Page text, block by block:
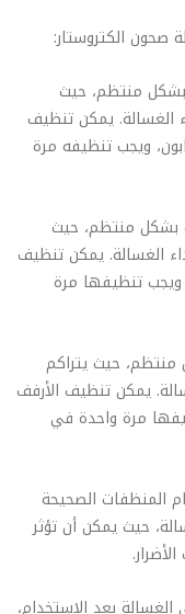
صحون الكتروستار:
بشكل منتظم، حيث
الغسالة. يمكن تنظيف
ويجب تنظيفه مرة
بشكل منتظم، حيث
الغسالة. يمكن تنظيف
ويجب تنظيفها مرة
حيث يتراكم
يمكن تنظيف الأرفف
مرة واحدة في
المنظفات الصحيحة
حيث يمكن أن تؤثر
بعد الاستخدام،